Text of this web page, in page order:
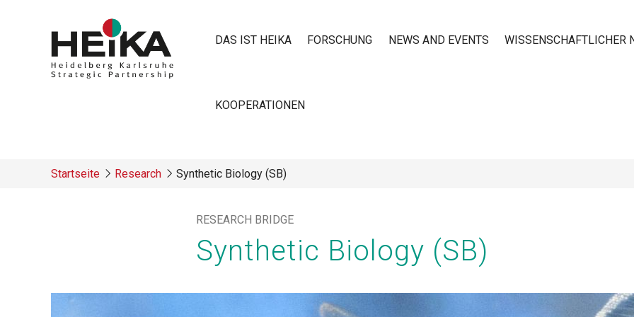
navigation
DAS IST HEIKA FORSCHUNG NEWS AND EVENTS WISSENSCHAFTLICHER
KOOPERATIONEN
Breadcrumb
Startseite Research Synthetic Biology (SB)
RESEARCH BRIDGE
Synthetic Biology (SB)